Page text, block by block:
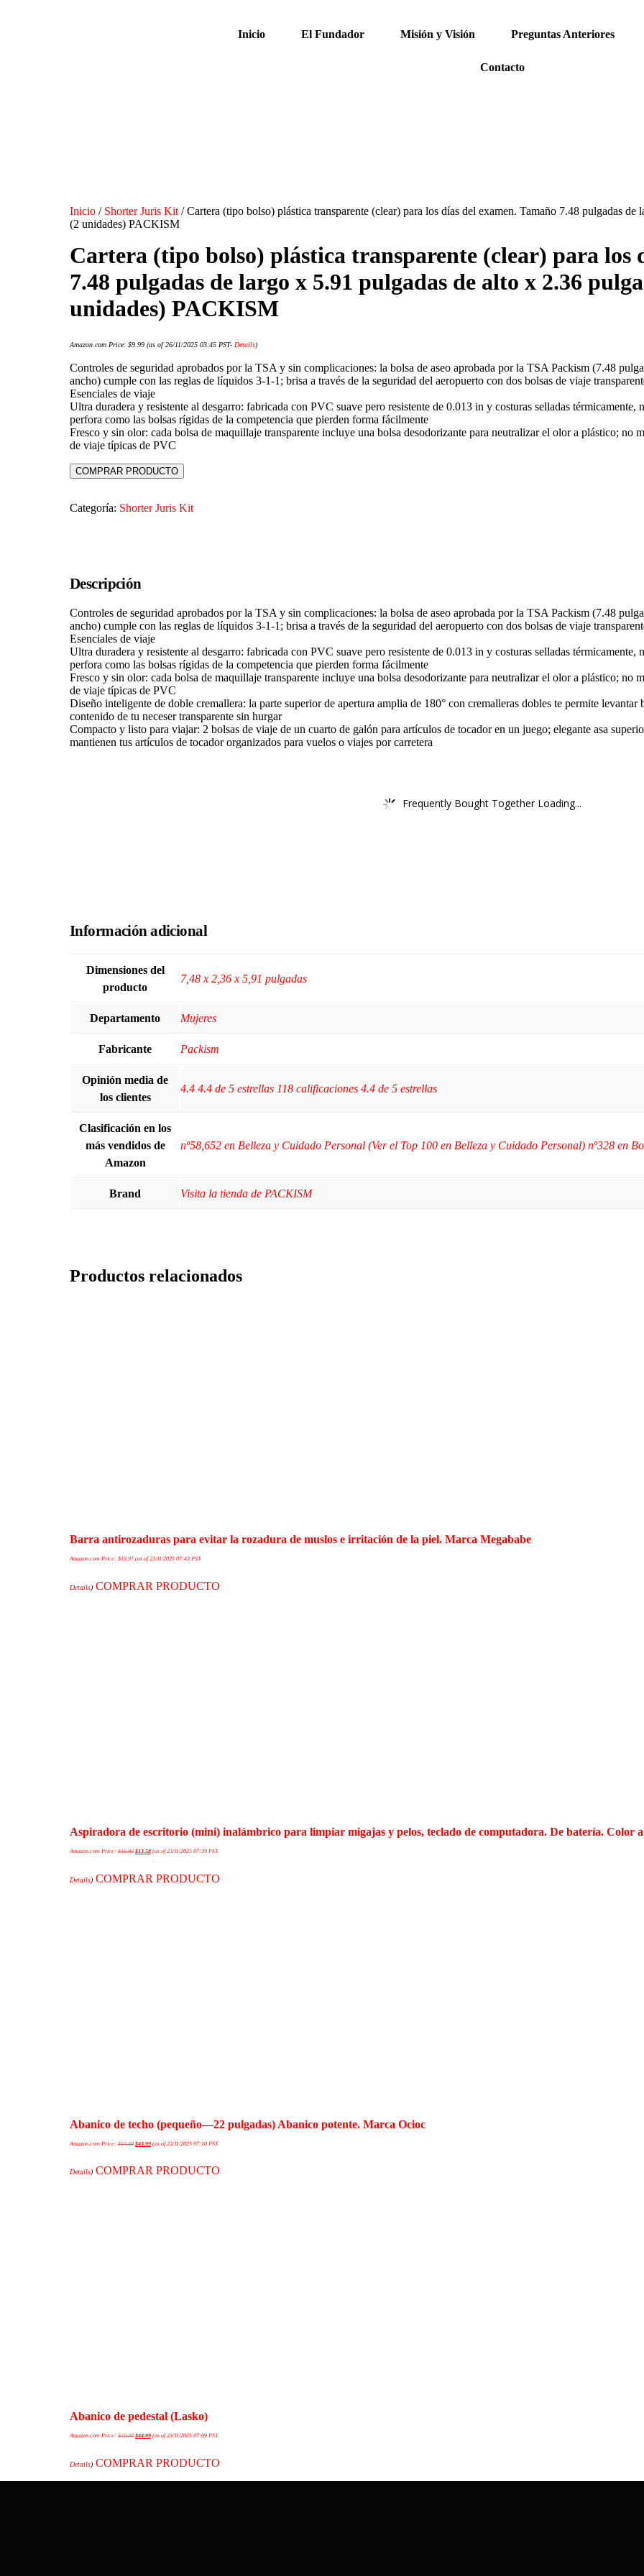
Inicio El Fundador Misión y Visión Preguntas Anteriores
Contacto
Inicio / Shorter Juris Kit / Cartera (tipo bolso) plástica transparente (clear) para los días del examen. Tamaño 7.48 pulgadas
(2 unidades) PACKISM
Cartera (tipo bolso) plástica transparente (clear) para los
7.48 pulgadas de largo x 5.91 pulgadas de alto x 2.36
unidades) PACKISM
Amazon.com Price: $9.99 (as of 26/11/2025 03:45 PST- Details)
Controles de seguridad aprobados por la TSA y sin complicaciones: la bolsa de aseo aprobada por la TSA Packism (7.48
ancho) cumple con las reglas de líquidos 3-1-1; brisa a través de la seguridad del aeropuerto con dos bolsas de viaje
Esenciales de viaje
Ultra duradera y resistente al desgarro: fabricada con PVC suave pero resistente de 0.013 in y costuras selladas térmicamente,
perfora como las bolsas rígidas de la competencia que pierden forma fácilmente
Fresco y sin olor: cada bolsa de maquillaje transparente incluye una bolsa desodorizante para neutralizar el olor a plástico; no
de viaje típicas de PVC
COMPRAR PRODUCTO
Categoría: Shorter Juris Kit
Descripción
Controles de seguridad aprobados por la TSA y sin complicaciones: la bolsa de aseo aprobada por la TSA Packism (7.48
ancho) cumple con las reglas de líquidos 3-1-1; brisa a través de la seguridad del aeropuerto con dos bolsas de viaje
Esenciales de viaje
Ultra duradera y resistente al desgarro: fabricada con PVC suave pero resistente de 0.013 in y costuras selladas térmicamente,
perfora como las bolsas rígidas de la competencia que pierden forma fácilmente
Fresco y sin olor: cada bolsa de maquillaje transparente incluye una bolsa desodorizante para neutralizar el olor a plástico; no
de viaje típicas de PVC
Diseño inteligente de doble cremallera: la parte superior de apertura amplia de 180° con cremalleras dobles te permite
contenido de tu neceser transparente sin hurgar
Compacto y listo para viajar: 2 bolsas de viaje de un cuarto de galón para artículos de tocador en un juego; elegante asa
mantienen tus artículos de tocador organizados para vuelos o viajes por carretera
Frequently Bought Together Loading...
Información adicional
Dimensiones del
producto
7,48 x 2,36 x 5,91 pulgadas
Departamento Mujeres
Fabricante Packism
Opinión media de
los clientes
4.4 4.4 de 5 estrellas 118 calificaciones 4.4 de 5 estrellas
Clasificación en los
más vendidos de
Amazon
nº58,652 en Belleza y Cuidado Personal (Ver el Top 100 en Belleza y Cuidado Personal) nº328 en
Brand Visita la tienda de PACKISM
Productos relacionados
Barra antirozaduras para evitar la rozadura de muslos e irritación de la piel. Marca Megababe
Amazon.com Price: $13.97 (as of 23/11/2025 07:43 PST-
Details) COMPRAR PRODUCTO
Aspiradora de escritorio (mini) inalámbrico para limpiar migajas y pelos, teclado de computadora. De batería. Color
Amazon.com Price: $16.98 $13.58 (as of 23/11/2025 07:39 PST-
Details) COMPRAR PRODUCTO
Abanico de techo (pequeño—22 pulgadas) Abanico potente. Marca Ocioc
Amazon.com Price: $54.99 $43.99 (as of 23/11/2025 07:10 PST-
Details) COMPRAR PRODUCTO
Abanico de pedestal (Lasko)
Amazon.com Price: $49.99 $44.99 (as of 23/11/2025 07:09 PST-
Details) COMPRAR PRODUCTO